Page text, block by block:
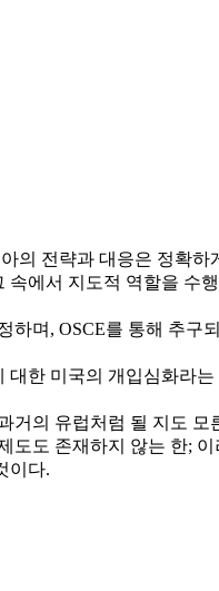
전략과 대응은 정확
에서 지도적 역할을 수
며, OSCE를 통해 추구
한 미국의 개입심화라
의 유럽처럼 될 지도
존재하지 않는 한; 이
이다.